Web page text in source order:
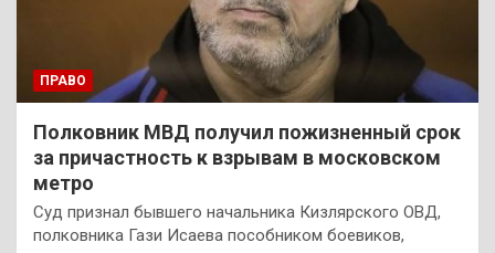
ПРАВО
Полковник МВД получил пожизненный срок
за причастность к взрывам в московском
метро
Суд признал бывшего начальника Кизлярского ОВД,
полковника Гази Исаева пособником боевиков,